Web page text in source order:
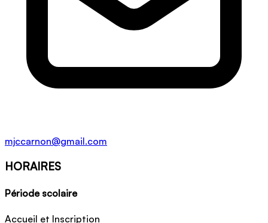
mjccarnon@gmail.com
HORAIRES
Période scolaire
Accueil et Inscription